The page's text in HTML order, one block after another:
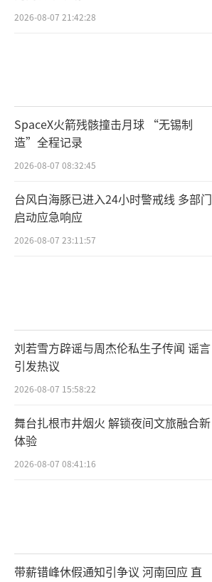
2026-08-07 21:42:28
SpaceX火箭残骸撞击月球 “无锡制
造”全程记录
2026-08-07 08:32:45
台风白海豚已进入24小时警戒线 多部门
启动应急响应
2026-08-07 23:11:57
刘若雪方辟谣与周杰伦私生子传闻 谣言
引发热议
2026-08-07 15:58:22
舞台扎根市井烟火 解锁夜间文旅融合新
体验
2026-08-07 08:41:16
带薪错峰休假通知引争议 河南回应 直